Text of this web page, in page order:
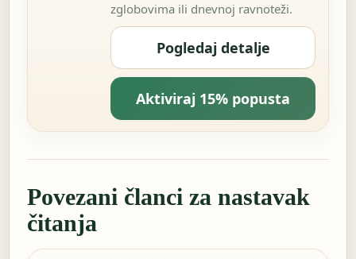
zglobovima ili dnevnoj ravnoteži.
Pogledaj detalje
Aktiviraj 15% popusta
Povezani članci za nastavak
čitanja